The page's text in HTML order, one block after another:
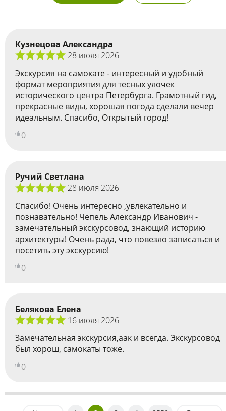
Кузнецова Александра
28 июля 2026
Экскурсия на самокате - интересный и удобный
формат мероприятия для тесных улочек
исторического центра Петербурга. Грамотный гид,
прекрасные виды, хорошая погода сделали вечер
идеальным. Спасибо, Открытый город!
0
Ручий Светлана
28 июля 2026
Спасибо! Очень интересно ,увлекательно и
познавательно! Чепель Александр Иванович -
замечательный экскурсовод, знающий историю
архитектуры! Очень рада, что повезло записаться и
посетить эту экскурсию!
0
Белякова Елена
16 июля 2026
Замечательная экскурсия,аак и всегда. Экскурсовод
был хорош, самокаты тоже.
0